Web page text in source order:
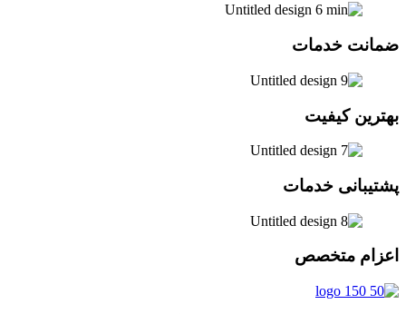
ضمانت خدمات
بهترین کیفیت
پشتیبانی خدمات
اعزام متخصص